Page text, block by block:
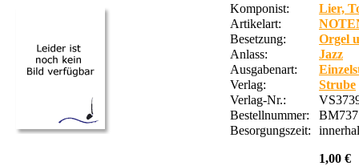
Komponist:
Lier,
Artikelart:
Besetzung:
Orgel
Anlass:
Jazz
Ausgabenart:
Verlag:
Strube
Verlag-Nr.:
Bestellnummer:
Besorgungszeit:
1,00 €